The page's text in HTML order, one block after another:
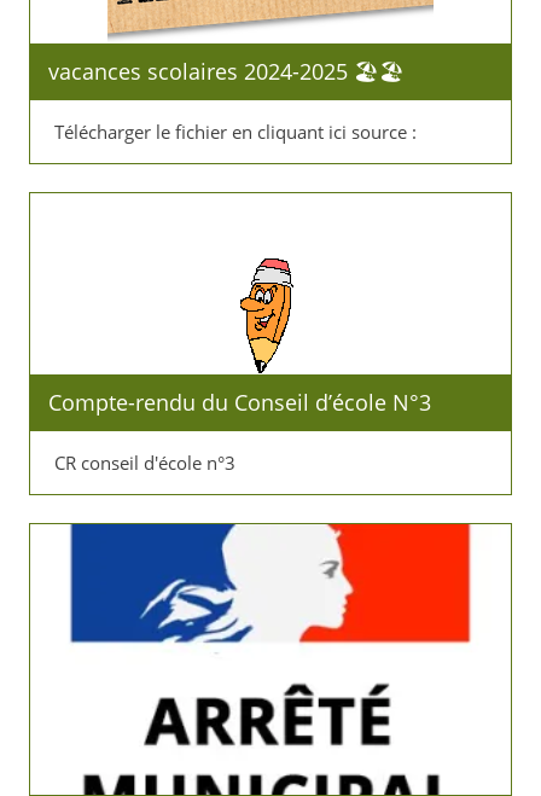
vacances scolaires 2024-2025 🏖️🏖️
Télécharger le fichier en cliquant ici source :
Compte-rendu du Conseil d’école N°3
CR conseil d'école n°3